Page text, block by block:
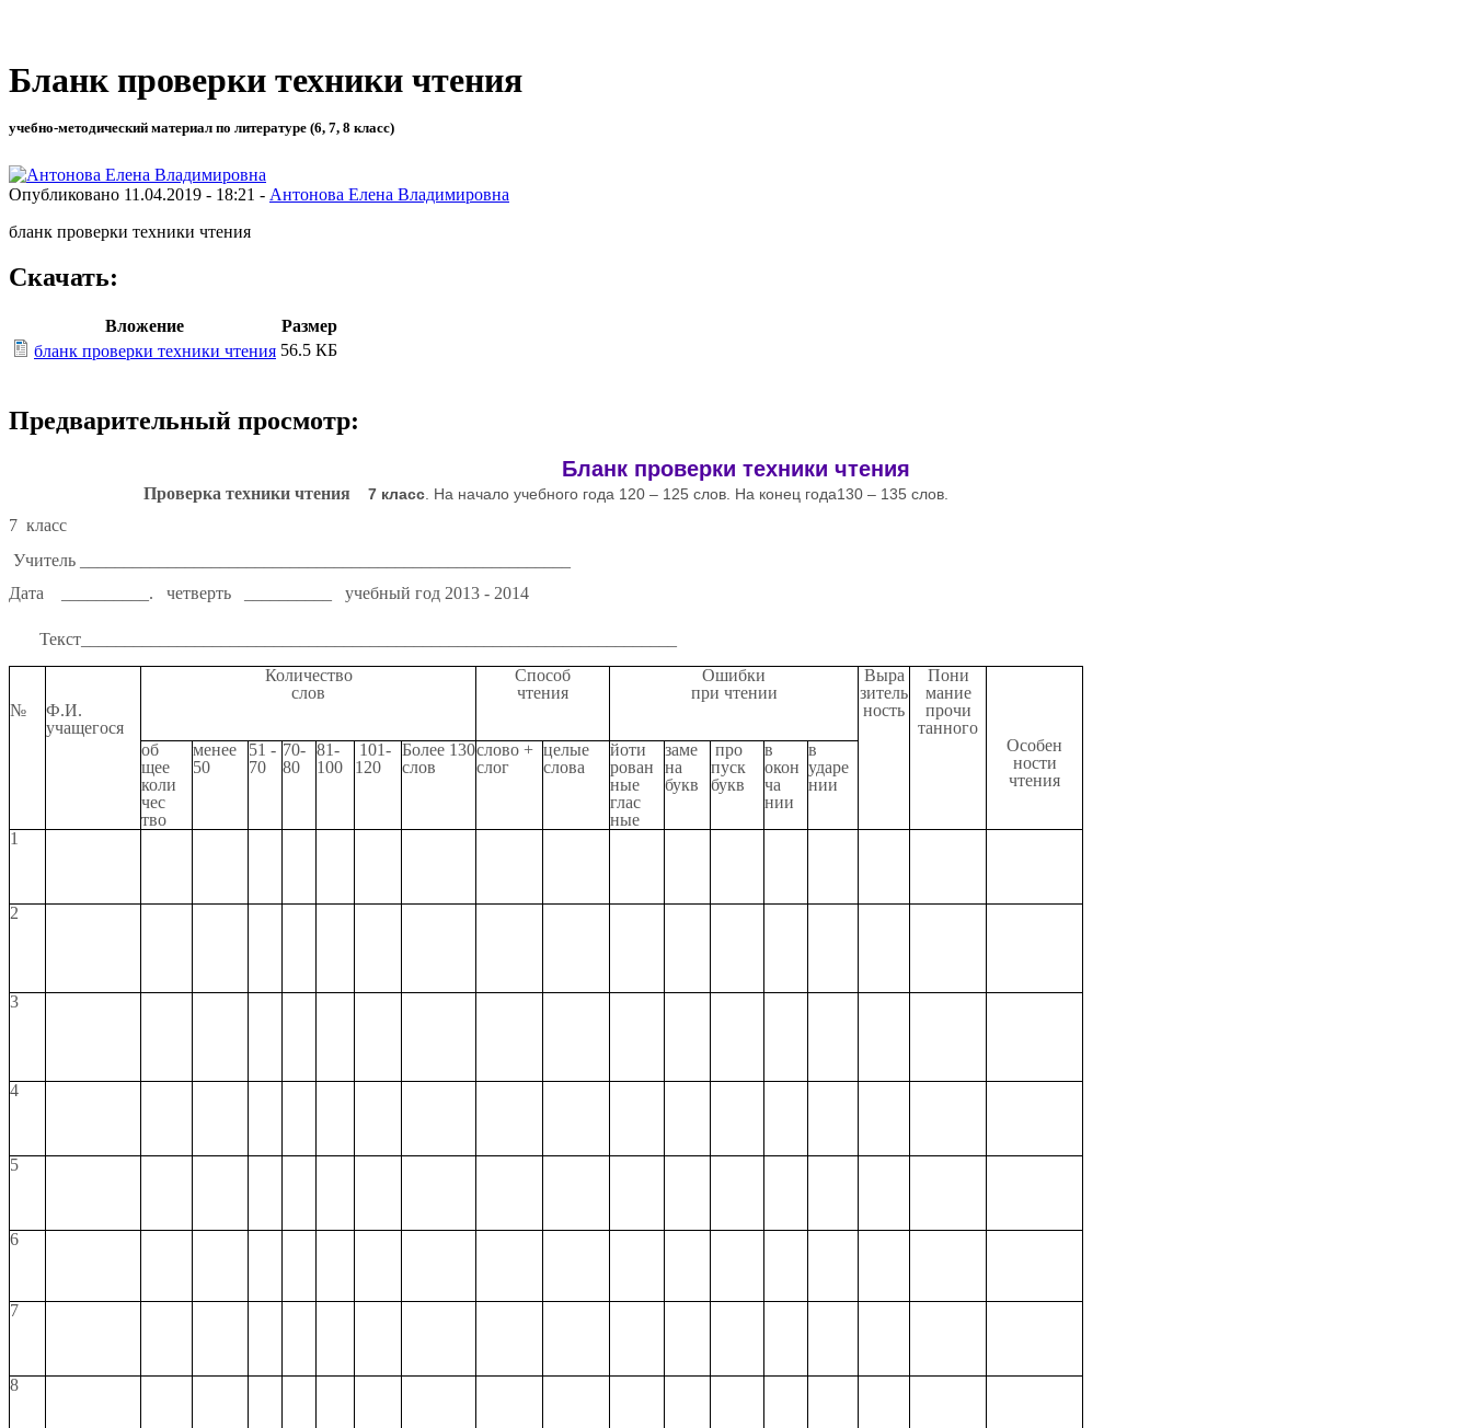
Бланк проверки техники чтения
учебно-методический материал по литературе (6, 7, 8 класс)
Опубликовано 11.04.2019 - 18:21 - Антонова Елена Владимировна
бланк проверки техники чтения
Скачать:
Вложение
Размер
бланк проверки техники чтения 56.5 КБ
Предварительный просмотр:
Бланк проверки техники чтения
Проверка техники чтения7 класс . На начало учебного года 120 – 125 слов. На конец года130 – 135 слов.
7 класс
Учитель ________________________________________________________
Дата __________. четверть __________ учебный год 2013 - 2014
Текст____________________________________________________________________
№
Ф.И.
учащегося
Количество
слов
Способ
чтения
Ошибки
при чтении
Выра
зитель
ность
Пони
мание
прочи
танного
Особен
ности
чтения
об
щее
коли
чес
тво
менее
50
51 -
70
70-
80
81-
100
101-
120
Более 130
слов
слово +
слог
целые
слова
йоти
рован
ные
глас
ные
заме
на
букв
про
пуск
букв
в
окон
ча
нии
в
ударе
нии
1
2
3
4
5
6
7
8